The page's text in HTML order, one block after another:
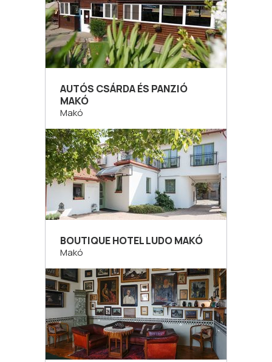
AUTÓS CSÁRDA ÉS PANZIÓ
MAKÓ
Makó
BOUTIQUE HOTEL LUDO MAKÓ
Makó